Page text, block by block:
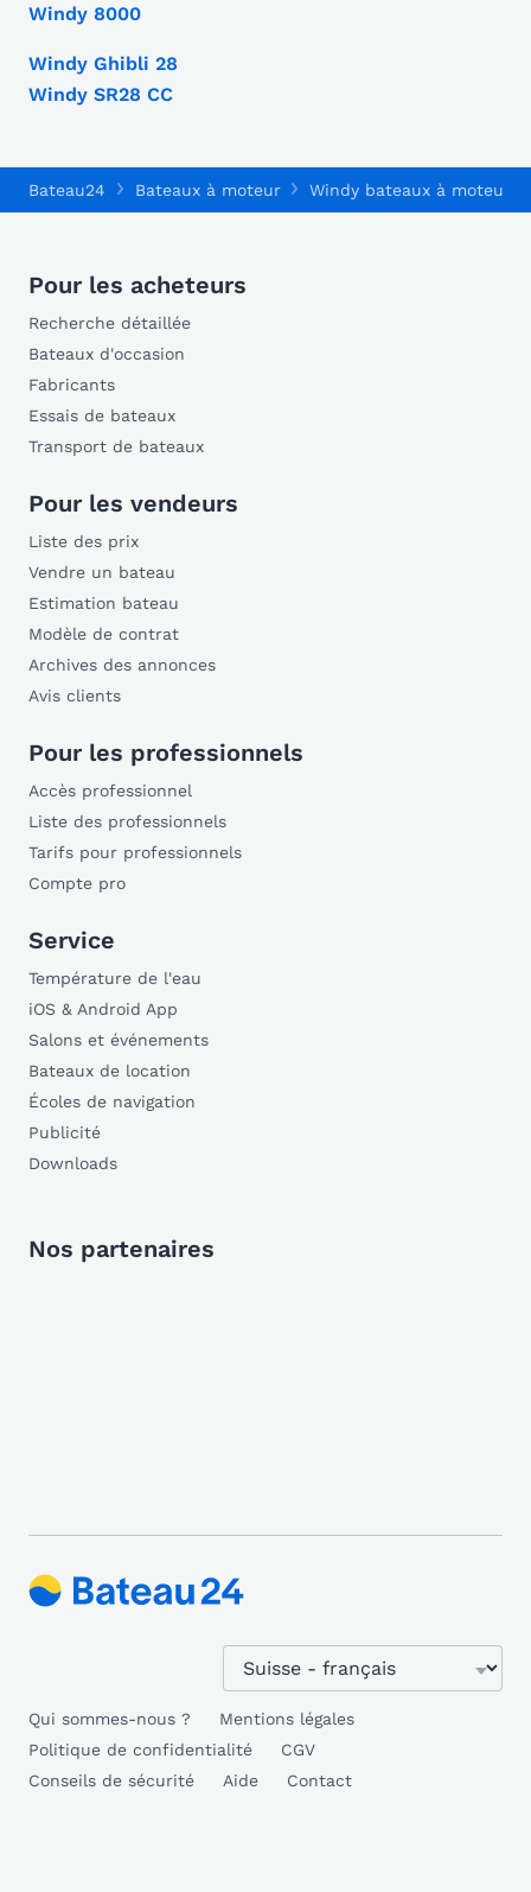
Windy 8000
Windy Ghibli 28
Windy SR28 CC
Bateau24 Bateaux à moteur Windy bateaux à moteur
Pour les acheteurs
Recherche détaillée
Bateaux d'occasion
Fabricants
Essais de bateaux
Transport de bateaux
Pour les vendeurs
Liste des prix
Vendre un bateau
Estimation bateau
Modèle de contrat
Archives des annonces
Avis clients
Pour les professionnels
Accès professionnel
Liste des professionnels
Tarifs pour professionnels
Compte pro
Service
Température de l'eau
iOS & Android App
Salons et événements
Bateaux de location
Écoles de navigation
Publicité
Downloads
Nos partenaires
Qui sommes-nous ?
Mentions légales
Politique de confidentialité
CGV
Conseils de sécurité
Aide Contact